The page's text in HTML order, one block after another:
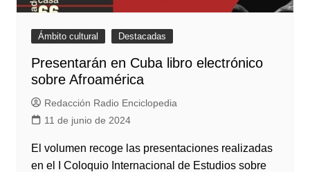
Ámbito cultural Destacadas
Presentarán en Cuba libro electrónico
sobre Afroamérica
Redacción Radio Enciclopedia
11 de junio de 2024
El volumen recoge las presentaciones realizadas
en el I Coloquio Internacional de Estudios sobre